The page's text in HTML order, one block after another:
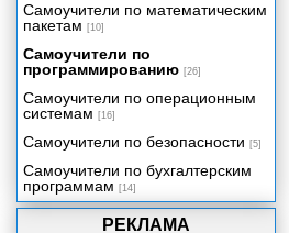
РЕКЛАМА
Самоучители по математическим
пакетам [10]
Самоучители по
программированию [26]
Самоучители по операционным
системам [16]
Самоучители по безопасности [5]
Самоучители по бухгалтерским
программам [14]